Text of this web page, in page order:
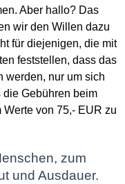
Aber hallo? Das
wir den Willen dazu
für diejenigen, die mit
feststellen, dass das
werden, nur um sich
Gebühren beim
von 75,- EUR zu
zum
und Ausdauer.